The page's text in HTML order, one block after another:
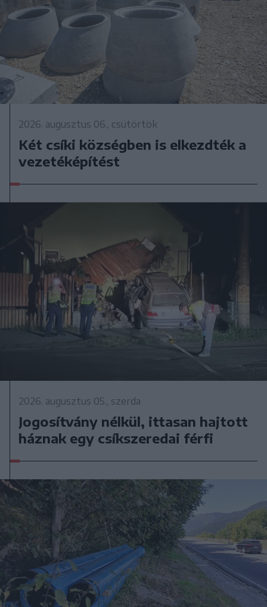
2026. augusztus 06., csütörtök
Két csíki községben is elkezdték a
vezetéképítést
2026. augusztus 05., szerda
Jogosítvány nélkül, ittasan hajtott
háznak egy csíkszeredai férfi